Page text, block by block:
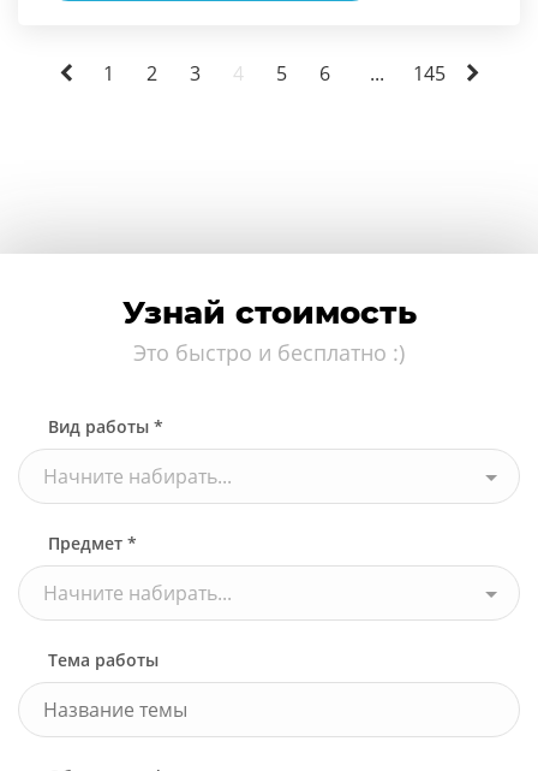
1 2 3 4 5 6 ... 145
Узнай стоимость
Это быстро и бесплатно :)
Вид работы *
Начните набирать...
Предмет *
Начните набирать...
Тема работы